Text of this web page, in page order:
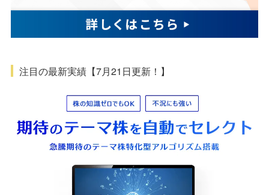
注目の最新実績【7月21日更新！】